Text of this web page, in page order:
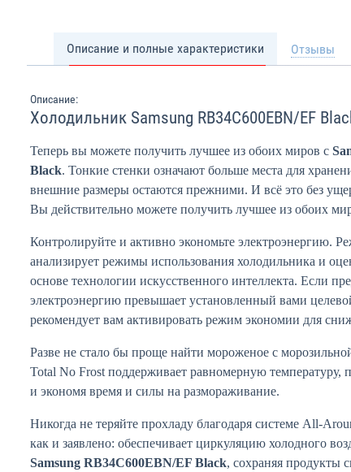
Описание и полные характеристики Отзывы
Описание:
Холодильник Samsung RB34C600EBN/EF
Теперь вы можете получить лучшее из обоих миров с
Black. Тонкие стенки означают больше места для
внешние размеры остаются прежними. И всё это без
Вы действительно можете получить лучшее из обоих
Контролируйте и активно экономьте электроэнергию.
анализирует режимы использования холодильника и
основе технологии искусственного интеллекта. Если
электроэнергию превышает установленный вами
рекомендует вам активировать режим экономии для
Разве не стало бы проще найти мороженое с
Total No Frost поддерживает равномерную температуру,
и экономя время и силы на размораживание.
Никогда не теряйте прохладу благодаря системе All-
как и заявлено: обеспечивает циркуляцию холодного
Samsung RB34C600EBN/EF Black, сохраняя продукты